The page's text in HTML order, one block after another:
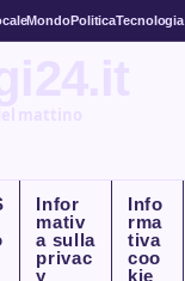
MondoPoliticaTecnologia
mattino
Infor
mativ
a sulla
privac
y
Info
rma
tiva
coo
kie